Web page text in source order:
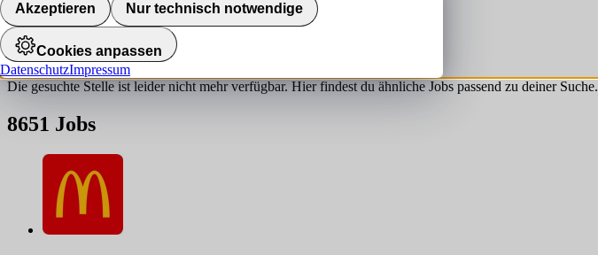
Job nicht gefunden!
Die gesuchte Stelle ist leider nicht mehr verfügbar. Hier findest du ähnliche Jobs passend zu deiner Suche.
8651 Jobs
Akzeptieren Nur technisch notwendige
Cookies anpassen
DatenschutzImpressum